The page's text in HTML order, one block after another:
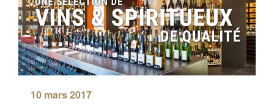
10 mars 2017